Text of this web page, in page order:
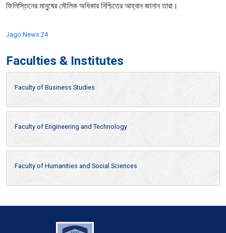
ফিলিস্তিনের মানুষের মৌলিক অধিকার নিশ্চিতের আহ্বান জানান তারা।
Jago News 24
Faculties & Institutes
Faculty of Business Studies
Faculty of Engineering and Technology
Faculty of Humanities and Social Sciences